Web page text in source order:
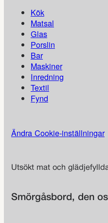
Kök
Matsal
Glas
Porslin
Bar
Maskiner
Inredning
Textil
Fynd
Ändra Cookie-inställningar
Utsökt mat och
Smörgåsbord, den